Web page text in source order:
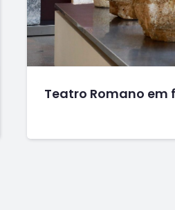
Teatro Romano em